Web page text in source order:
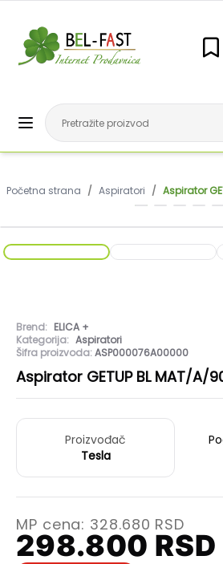
Početna strana / Aspiratori / Aspirator
Brend: ELICA +
Kategorija: Aspiratori
Šifra proizvoda:ASP000076A00000
Aspirator GETUP BL MAT/A/
Proizvođač
Tesla
MP cena: 328.680 RSD
298.800 RSD